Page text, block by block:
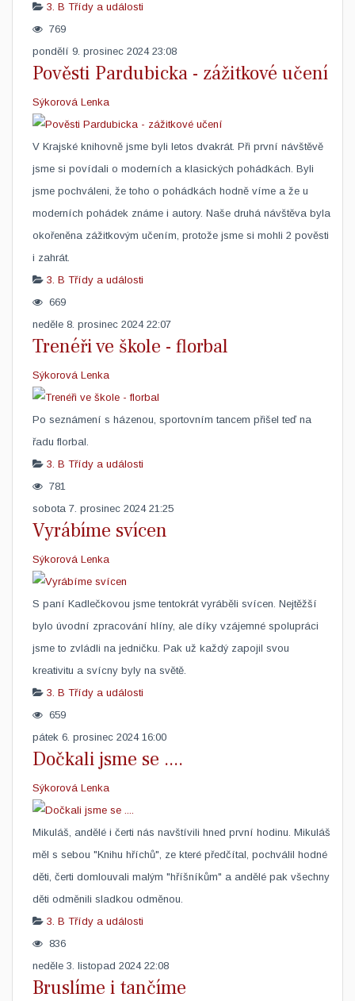
3. B Třídy a události
769
pondělí 9. prosinec 2024 23:08
Pověsti Pardubicka - zážitkové učení
Sýkorová Lenka
V Krajské knihovně jsme byli letos dvakrát. Při první návštěvě
jsme si povídali o moderních a klasických pohádkách. Byli
jsme pochváleni, že toho o pohádkách hodně víme a že u
moderních pohádek známe i autory. Naše druhá návštěva byla
okořeněna zážitkovým učením, protože jsme si mohli 2 pověsti
i zahrát. ​
3. B Třídy a události
669
neděle 8. prosinec 2024 22:07
Trenéři ve škole - florbal
Sýkorová Lenka
Po seznámení s házenou, sportovním tancem přišel teď na
řadu florbal. ​
3. B Třídy a události
781
sobota 7. prosinec 2024 21:25
Vyrábíme svícen
Sýkorová Lenka
​S paní Kadlečkovou jsme tentokrát vyráběli svícen. Nejtěžší
bylo úvodní zpracování hlíny, ale díky vzájemné spolupráci
jsme to zvládli na jedničku. Pak už každý zapojil svou
kreativitu a svícny byly na světě.
3. B Třídy a události
659
pátek 6. prosinec 2024 16:00
Dočkali jsme se ....
Sýkorová Lenka
Mikuláš, andělé i čerti nás navštívili hned první hodinu. Mikuláš
měl s sebou "Knihu hříchů", ze které předčítal, pochválil hodné
děti, čerti domlouvali malým "hříšníkům" a andělé pak všechny
děti odměnili sladkou odměnou. ​
3. B Třídy a události
836
neděle 3. listopad 2024 22:08
Bruslíme i tančíme